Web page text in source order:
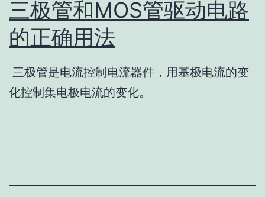
三极管和MOS管驱动电路
的正确用法
三极管是电流控制电流器件，用基极电流的变
化控制集电极电流的变化。